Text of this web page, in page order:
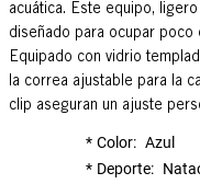
acuática. Este equipo,
diseñado para ocupar
Equipado con vidrio
la correa ajustable para la
clip aseguran un ajuste
Color
Azul
Deporte